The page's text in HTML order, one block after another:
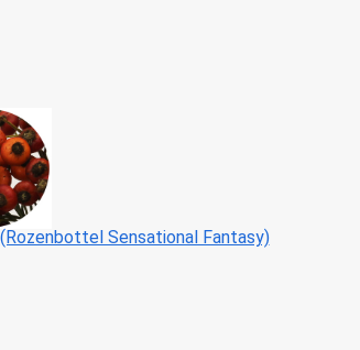
Sensational Fantasy)